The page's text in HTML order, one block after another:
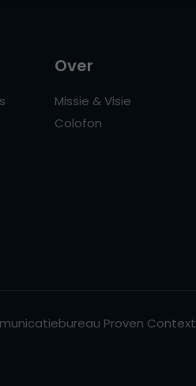
Over
Missie & Visie
Colofon
Proven Context